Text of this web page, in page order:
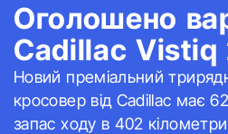
Оголошено
Cadillac Vistiq
Новий преміальний
кросовер від Cadillac має
запас ходу в 402 кілометри